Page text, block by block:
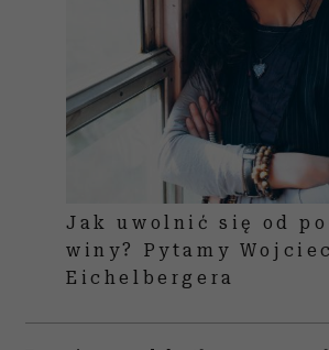
Jak uwolnić się od
winy? Pytamy
Eichelbergera